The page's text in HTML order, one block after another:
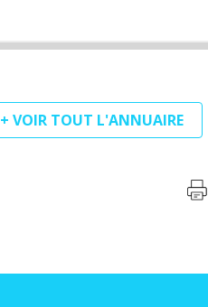
+ VOIR TOUT L'ANNUAIRE